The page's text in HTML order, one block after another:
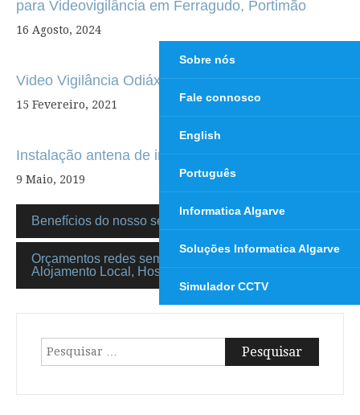
para Videovigilância em Ferragudo, Portimão
16 Agosto, 2024
Video Vigilância Odiáxere
15 Fevereiro, 2021
Instalação antena de internet Monchique
9 Maio, 2019
artigos
Benefícios do nosso serviço de suporte CCTV
Orçamentos redes sem fios – GuestHouse,
Alojamento Local, Hostel Silves
Pesquisar
por:
Sobre nós
Fale connosco
English
Português
Informatica Algarve
Soluções Informatica Algarve
Simulador CCTV